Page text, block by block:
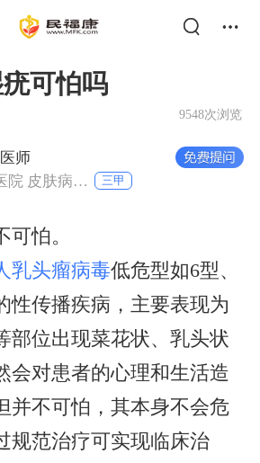
可怕吗
9548次浏览
师
中日友好医院 皮肤病与性病科
三甲
可怕。
乳头瘤病毒低危型如6型、
性传播疾病，主要表现为
部位出现菜花状、乳头状
会对患者的心理和生活造
并不可怕，其本身不会危
规范治疗可实现临床治